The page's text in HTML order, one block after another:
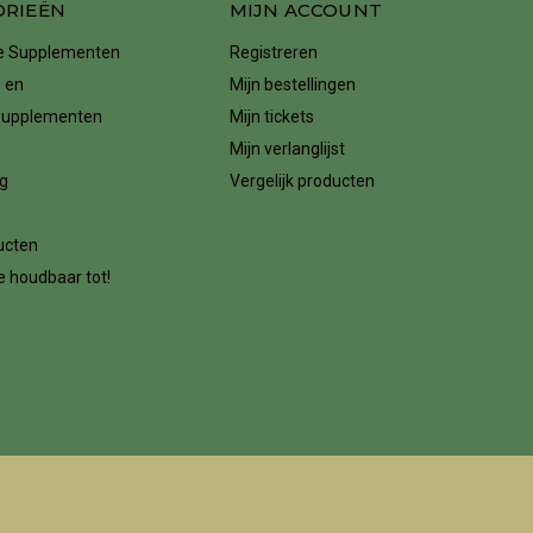
Supplementen
en
houdbaar tot!
MIJN ACCOUNT
Registreren
Mijn bestellingen
Mijn tickets
Mijn verlanglijst
Vergelijk producten